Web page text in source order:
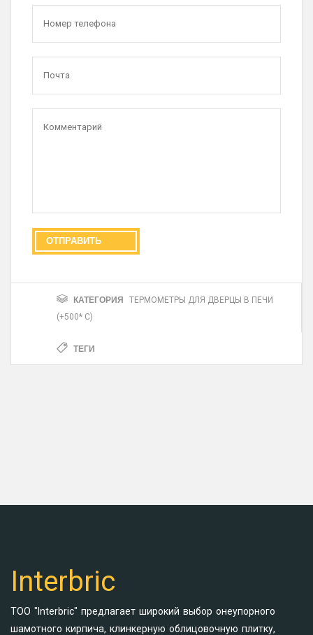
КАТЕГОРИЯ
ТЕРМОМЕТРЫ ДЛЯ ДВЕРЦЫ В ПЕЧИ
(+500* С)
ТЕГИ
Interbric
ТОО "Interbric" предлагает широкий выбор онеупорного
шамотного кирпича, клинкерную облицовочную плитку,